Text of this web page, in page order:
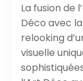
La fusion de
Déco avec
relooking
visuelle